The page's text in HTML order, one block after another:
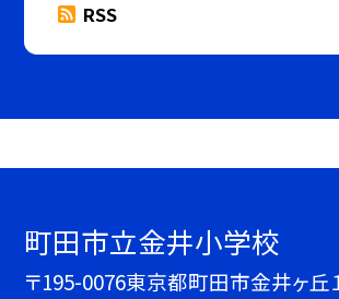
RSS
町田市立金井小学校
〒195-0076東京都町田市金井ヶ丘